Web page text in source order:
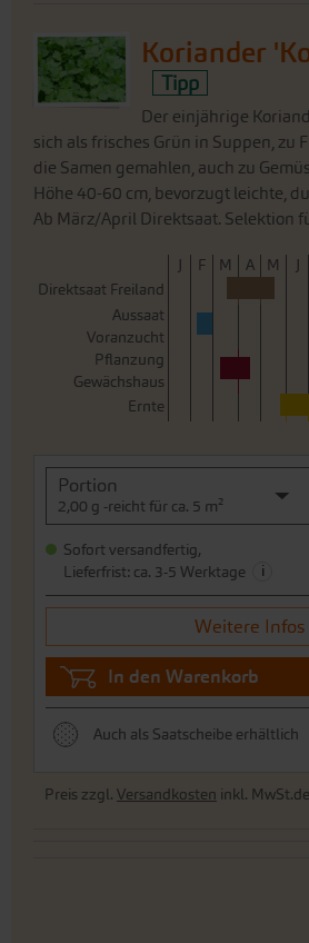
Koriander
Tipp
Der einjährige
sich als frisches Grün in Suppen, zu
die Samen gemahlen, auch zu
Höhe 40-60 cm, bevorzugt leichte,
Ab März/April Direktsaat. Selektion
J F M A M J
Direktsaat Freiland
Aussaat
Voranzucht
Pflanzung
Gewächshaus
Ernte
Portion
2,00 g -reicht für ca. 5 m²
Sofort versandfertig,
Lieferfrist: ca. 3-5 Werktage
i
Weitere Infos
In den Warenkorb
Auch als Saatscheibe erhältlich
Preis zzgl. Versandkosten inkl.